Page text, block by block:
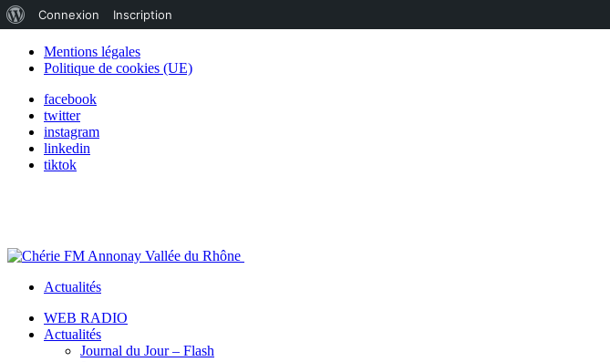
Mentions légales
Politique de cookies (UE)
facebook
twitter
instagram
linkedin
tiktok
Actualités
WEB RADIO
Actualités
Journal du Jour – Flash
de
WordPress
Connexion Inscription